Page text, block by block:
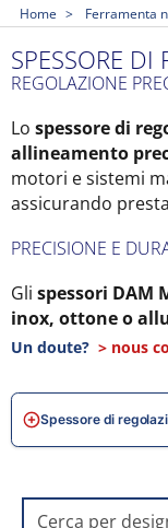
Home Ferramenta
SPESSORE DI
REGOLAZIONE
Lo spessore di
allineamento
motori e sistemi
assicurando
PRECISIONE E
Gli spessori DAM
inox, ottone o
elevata resistenza
APPLICAZIONI
ottimale anche
Un doute? > nous
Spessore di